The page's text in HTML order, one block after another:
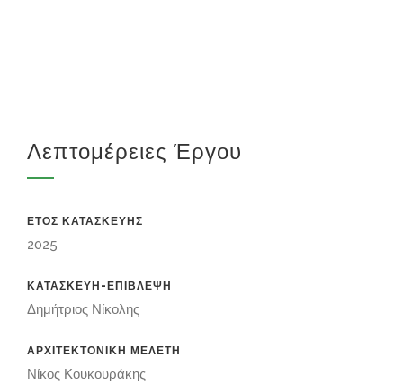
Λεπτομέρειες Έργου
ΕΤΟΣ ΚΑΤΑΣΚΕΥΗΣ
2025
ΚΑΤΑΣΚΕΥΗ-ΕΠΙΒΛΕΨΗ
Δημήτριος Νίκολης
ΑΡΧΙΤΕΚΤΟΝΙΚΗ ΜΕΛΕΤΗ
Νίκος Κουκουράκης